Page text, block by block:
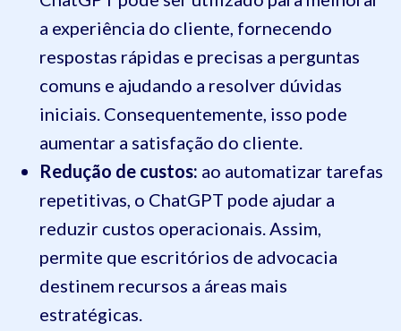
a experiência do cliente, fornecendo
respostas rápidas e precisas a perguntas
comuns e ajudando a resolver dúvidas
iniciais. Consequentemente, isso pode
aumentar a satisfação do cliente.
Redução de custos: ao automatizar tarefas
repetitivas, o ChatGPT pode ajudar a
reduzir custos operacionais. Assim,
permite que escritórios de advocacia
destinem recursos a áreas mais
estratégicas.